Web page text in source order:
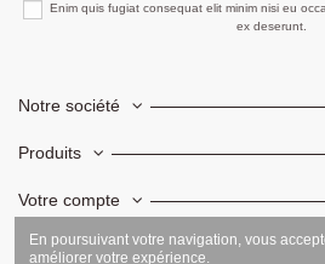
Enim quis fugiat consequat elit minim nisi eu
ex deserunt.
Notre société
Produits
Votre compte
Informations
En poursuivant votre navigation, vous
améliorer votre expérience.